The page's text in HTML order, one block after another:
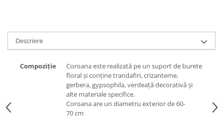
Descriere
Compoziție
Coroana este realizată pe un suport de burete
floral și conține trandafiri, crizanteme,
gerbera, gypsophila, verdeață decorativă și
alte materiale specifice.
Coroana are un diametru exterior de 60-
70 cm